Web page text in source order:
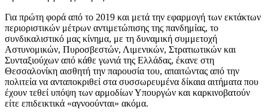
Για πρώτη φορά από το 2019 και μετά την εφαρμογή των εκτάκτων
περιοριστικών μέτρων αντιμετώπισης της πανδημίας, το
συνδικαλιστικό μας κίνημα, με τη δυναμική συμμετοχή
Αστυνομικών, Πυροσβεστών, Λιμενικών, Στρατιωτικών και
Συνταξιούχων από κάθε γωνιά της Ελλάδας, έκανε στη
Θεσσαλονίκη αισθητή την παρουσία του, απαιτώντας από την
πολιτεία να ανταποκριθεί στα συσσωρευμένα δίκαια αιτήματα που
έχουν τεθεί υπόψη των αρμοδίων Υπουργών και καρκινοβατούν
είτε επιδεικτικά «αγνοούνται» ακόμα.